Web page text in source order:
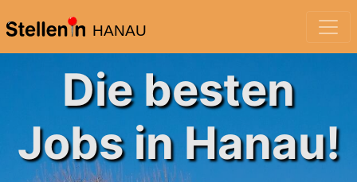
HANAU
Die besten
Jobs in Hanau!